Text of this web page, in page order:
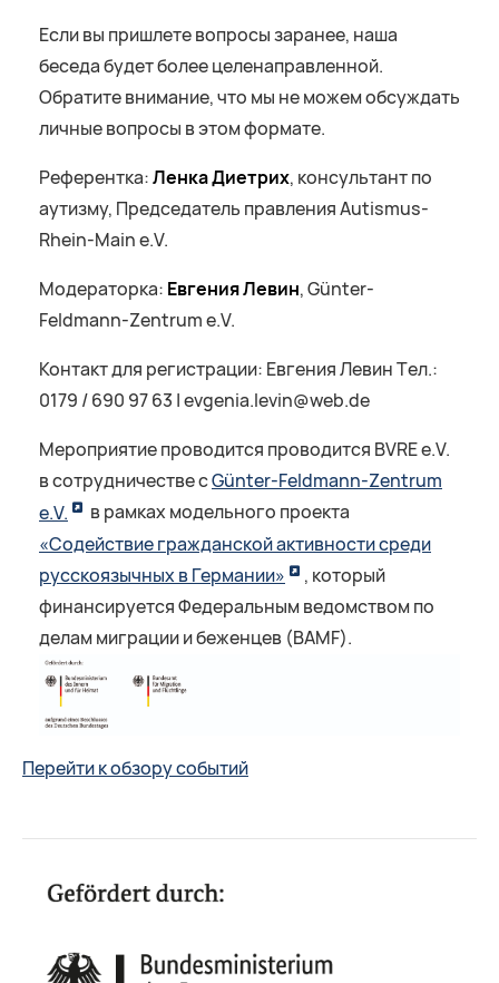
Если вы пришлете вопросы заранее, наша
беседа будет более целенаправленной.
Обратите внимание, что мы не можем обсуждать
личные вопросы в этом формате.
Референтка:Ленка Диетрих, консультант по
аутизму, Председатель правления Autismus-
Rhein-Main e.V.
Модераторка: Евгения Левин, Günter-
Feldmann-Zentrum e.V.
Контакт для регистрации: Евгения Левин Tел.:
0179 / 690 97 63 | evgenia.levin@web.de
Мероприятие проводится проводится BVRE e.V.
в сотрудничестве сGünter-Feldmann-Zentrum
e.V.
в рамках модельного проекта
«Содействие гражданской активности среди
русскоязычных в Германии»
, который
финансируется Федеральным ведомством по
делам миграции и беженцев (BAMF).
Перейти к обзору событий